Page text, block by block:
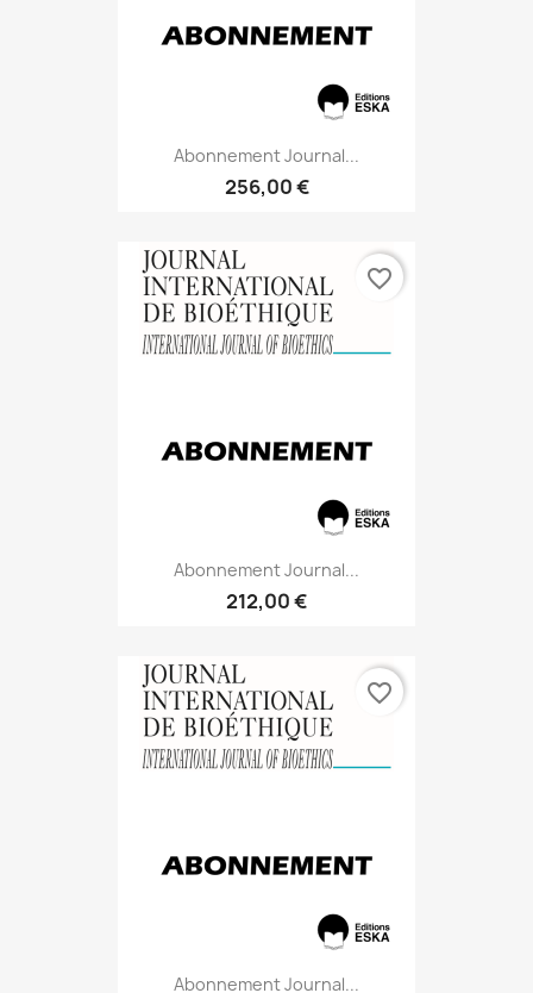
Abonnement Journal...
256,00 €
Abonnement Journal...
212,00 €
favorite_border
Abonnement Journal...
favorite_border